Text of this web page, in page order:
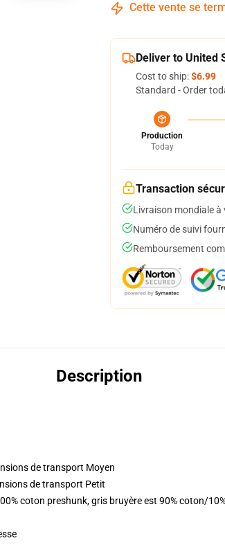
Cette vente se
Deliver to United
Cost to ship:$6.99
Standard - Order
Production
Today
Transaction
Livraison mondiale à
Numéro de suivi
Remboursement
Description
de transport Moyen
de transport Petit
coton preshunk, gris bruyère est 90% coton/